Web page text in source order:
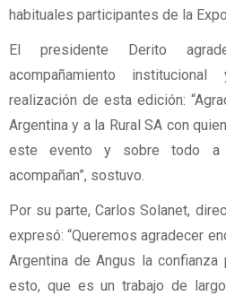
habituales participantes de la
El presidente Derito
acompañamiento
realización de esta edición:
Argentina y a la Rural SA con
este evento y sobre todo a
acompañan”, sostuvo.
Por su parte, Carlos Solanet,
expresó: “Queremos agradecer
Argentina de Angus la confianza
esto, que es un trabajo de